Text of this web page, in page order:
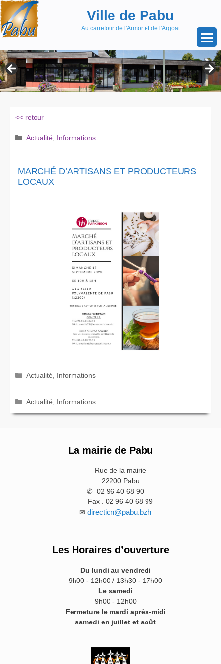
Aller
au
contenu
Skip
to
content
Ville de Pabu
Au carrefour de l'Armor et de l'Argoat
<< retour
Catégories
Actualité, Informations
MARCHÉ D’ARTISANS ET PRODUCTEURS
LOCAUX
Catégories
Actualité Informations
Catégories
Actualité Informations
La mairie de Pabu
Rue de la mairie
22200 Pabu
✆ 02 96 40 68 90
Fax . 02 96 40 68 99
✉ direction@pabu.bzh
Les Horaires d’ouverture
Du lundi au vendredi
9h00 - 12h00 / 13h30 - 17h00
Le samedi
9h00 - 12h00
Fermeture le mardi après-midi
samedi en juillet et août